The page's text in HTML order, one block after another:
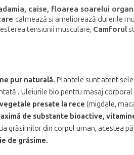
caise, floarea soarelui
calmează si ameliorează durerile
tensiunii musculare, Camforul
pur naturală. Plantele sunt atent
. Uleiurile bio pentru masaj
presate la rece (migdale,
de substante bioactive,
grăsimilor din corpul uman, acestea
de grăsime.